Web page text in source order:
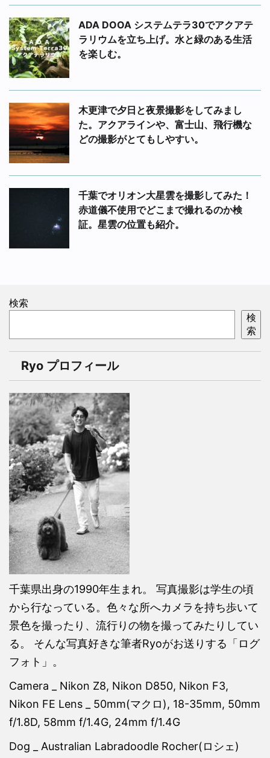
ADA DOOA システムテラ30でアクアテ
ラリウムを立ち上げ。水と緑のある生活
を楽しむ。
木更津で夕日と夜景撮影をしてみまし
た。アクアラインや、富士山、飛行機な
どの撮影がとてもしやすい。
千葉でオリオン大星雲を撮影してみた！
赤道儀不使用でどこまで撮れるのか検
証。星雲の位置も紹介。
検索
検
索
Ryo プロフィール
千葉県出身の1990年生まれ。 写真撮影は学生の頃
から行なっている。色々な所へカメラを持ち歩いて
景色を撮ったり、流行りの物を撮ってみたりしてい
る。 そんな写真好きな筆者Ryoがお送りする「ログ
フォト」。
Camera _ Nikon Z8, Nikon D850, Nikon F3,
Nikon FE Lens _ 50mm(マクロ), 18-35mm, 50mm
f/1.8D, 58mm f/1.4G, 24mm f/1.4G
Dog _ Australian Labradoodle Rocher(ロシェ)